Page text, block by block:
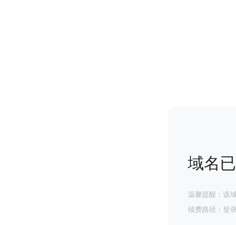
域名
温馨提醒：该
续费路径：登